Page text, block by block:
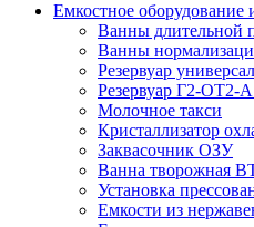
Емкостное оборудование
Ванны длительной
Ванны
Резервуар
Резервуар Г2-ОТ2-
Молочное такси
Кристаллизатор
Заквасочник ОЗУ
Ванна творожная
Установка
Емкости из